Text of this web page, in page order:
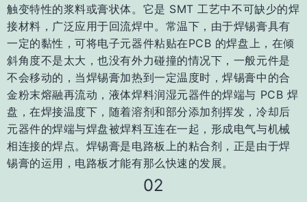
触变特性的浆料或膏状体。 它是 SMT 工艺中不可缺少的焊
接材料，广泛应用于回流焊中。 常温下，由于焊锡膏具有
一定的黏性，可将电子元器件粘贴在PCB 的焊盘上，在倾
斜角度不是太大，也没有外力碰撞的情况下，一般元件是
不会移动的，当焊锡膏加热到一定温度时，焊锡膏中的合
金粉末熔融再流动，液体焊料润湿元器件的焊端与 PCB 焊
盘，在焊接温度下，随着溶剂和部分添加剂挥发，冷却后
元器件的焊端与焊盘被焊料互连在一起，形成电气与机械
相连接的焊点。焊锡膏是电路板上的粘合剂，正是由于焊
锡膏的运用，电路板才能有那么快速的发展。
02